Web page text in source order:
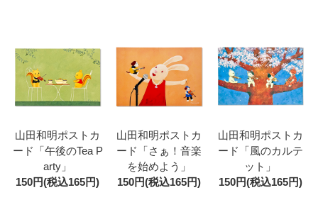
山田和明ポストカ
ード「午後のTea P
arty」
150円(税込165円)
山田和明ポストカ
ード「さぁ！音楽
を始めよう」
150円(税込165円)
山田和明ポストカ
ード「風のカルテ
ット」
150円(税込165円)